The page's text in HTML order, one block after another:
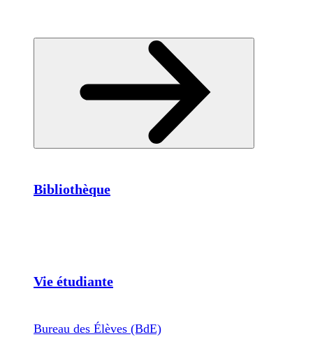
Bibliothèque
Vie étudiante
Bureau des Élèves (BdE)